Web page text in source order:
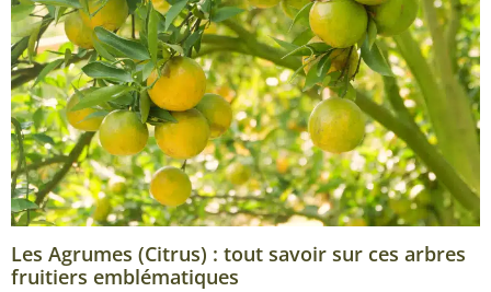
Les Agrumes (Citrus) : tout savoir sur ces arbres
fruitiers emblématiques